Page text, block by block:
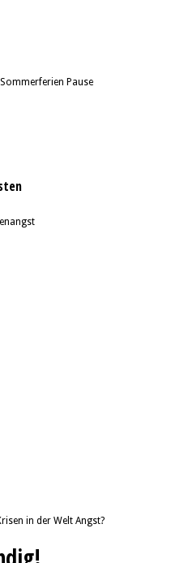
Pause
in der Welt Angst?